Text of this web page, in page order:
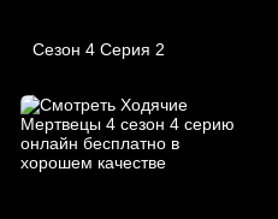
Сезон 4 Серия 2